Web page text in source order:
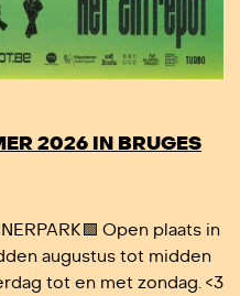
2026 IN BRUGES
Open plaats in
augustus tot midden
tot en met zondag. <3